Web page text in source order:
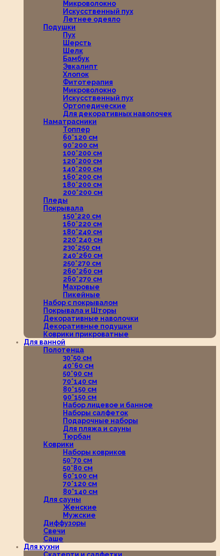
Микроволокно
Искусственный пух
Летнее одеяло
Подушки
Пух
Шерсть
Шелк
Бамбук
Эвкалипт
Хлопок
Фитотерапия
Микроволокно
Искусственный пух
Ортопедические
Для декоративных наволочек
Наматрасники
Топпер
60*120 см
90*200 см
100*200 см
120*200 см
140*200 см
160*200 см
180*200 см
200*200 см
Пледы
Покрывала
150*220 см
160*220 см
180*240 см
220*240 см
230*250 см
240*260 см
250*270 см
260*260 см
260*270 см
Махровые
Пикейные
Набор с покрывалом
Покрывала и Шторы
Декоративные наволочки
Декоративные подушки
Коврики прикроватные
Для ванной
Полотенца
30*50 см
40*60 см
50*90 см
70*140 см
80*150 см
90*150 см
Набор лицевое и банное
Наборы салфеток
Подарочные наборы
Для пляжа и сауны
Тюрбан
Коврики
Наборы ковриков
50*70 см
50*80 см
60*100 см
70*120 см
80*140 см
Для сауны
Женские
Мужские
Диффузоры
Свечи
Саше
Для кухни